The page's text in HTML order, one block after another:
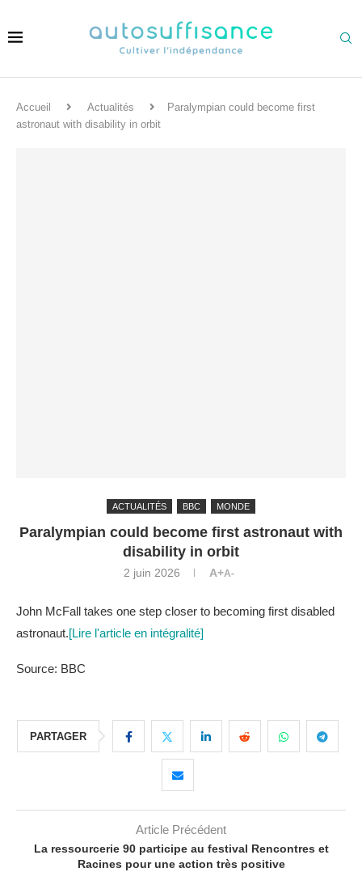
Accueil Actualités
Paralympian could become first
astronaut with disability in orbit
ACTUALITÉS BBC MONDE
Paralympian could become first astronaut with
disability in orbit
2 juin 2026 A+A-
John McFall takes one step closer to becoming first disabled
astronaut.[Lire l'article en intégralité]
Source: BBC
PARTAGER
Article Précédent
La ressourcerie 90 participe au festival Rencontres et
Racines pour une action très positive